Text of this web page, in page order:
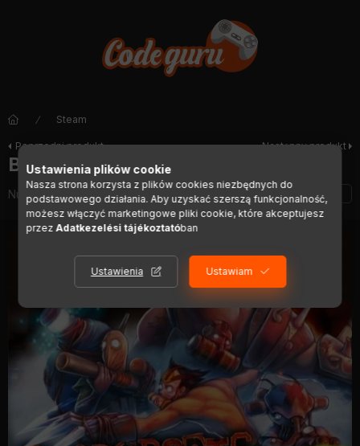
Steam
Poprzedni produkt Następny produkt
Bloodsports.TV
Numer artykułu:DIGI01230
Ustawienia plików cookie
Nasza strona korzysta z plików cookies niezbędnych do
podstawowego działania. Aby uzyskać szerszą funkcjonalność,
możesz włączyć marketingowe pliki cookie, które akceptujesz
przezAdatkezelési tájékoztatóban
Ustawienia Ustawiam